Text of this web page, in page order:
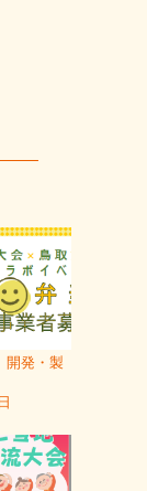
発・製